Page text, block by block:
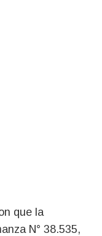
que la
N° 38.535,